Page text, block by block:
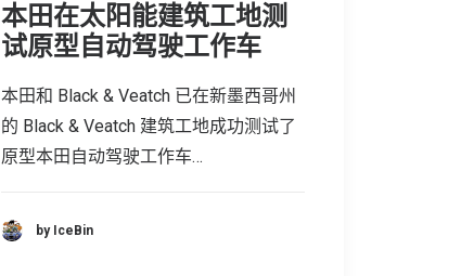
本田在太阳能建筑工地测
试原型自动驾驶工作车
本田和 Black & Veatch 已在新墨西哥州
的 Black & Veatch 建筑工地成功测试了
原型本田自动驾驶工作车…
by IceBin